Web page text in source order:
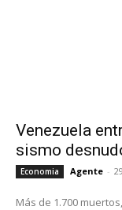
Venezuela
sismo
Economia Agente -
Más de 1.700